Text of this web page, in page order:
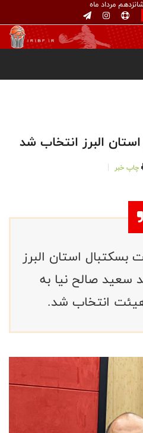
مرداد ماه
البرز انتخاب شد
چاپ خبر
بسکتبال استان البرز
سعید صالح نیا به
انتخاب شد.